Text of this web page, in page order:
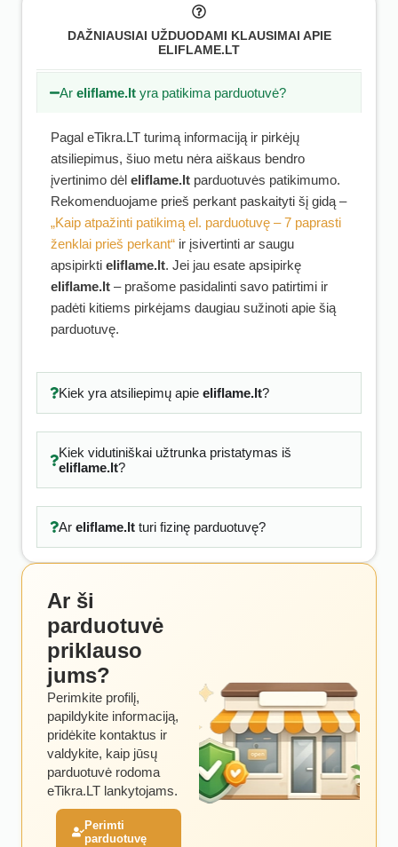
DAŽNIAUSIAI UŽDUODAMI KLAUSIMAI APIE
ELIFLAME.LT
Areliflame.lt yra patikima parduotuvė?
Pagal eTikra.LT turimą informaciją ir pirkėjų
atsiliepimus, šiuo metu nėra aiškaus bendro
įvertinimo dėl eliflame.lt parduotuvės patikimumo.
Rekomenduojame prieš perkant paskaityti šį gidą –
„Kaip atpažinti patikimą el. parduotuvę – 7 paprasti
ženklai prieš perkant“ ir įsivertinti ar saugu
apsipirkti eliflame.lt. Jei jau esate apsipirkę
eliflame.lt – prašome pasidalinti savo patirtimi ir
padėti kitiems pirkėjams daugiau sužinoti apie šią
parduotuvę.
Kiek yra atsiliepimų apie eliflame.lt?
Kiek vidutiniškai užtrunka pristatymas iš
eliflame.lt?
Ar eliflame.ltturi fizinę parduotuvę?
Ar ši
parduotuvė
priklauso
jums?
Perimkite profilį,
papildykite informaciją,
pridėkite kontaktus ir
valdykite, kaip jūsų
parduotuvė rodoma
eTikra.LT lankytojams.
Perimti
parduotuvę